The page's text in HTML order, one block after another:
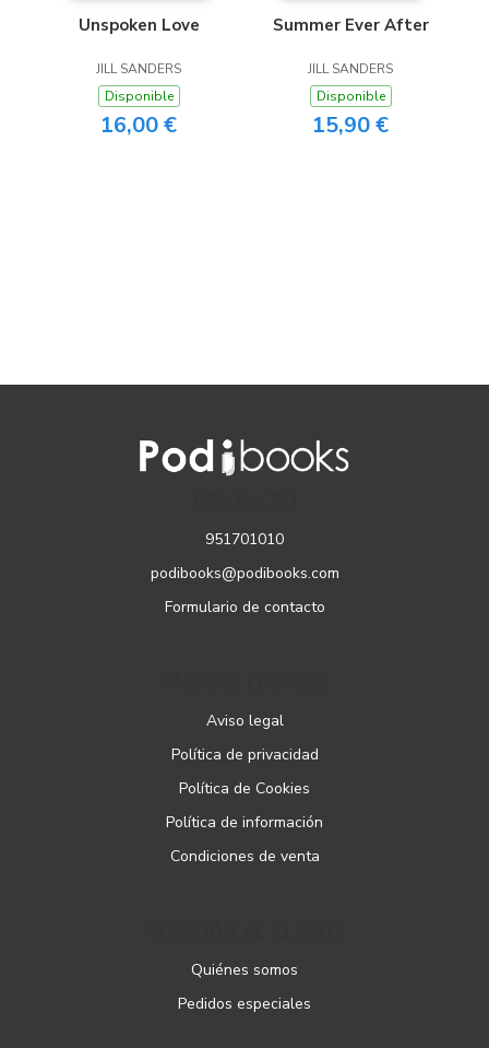
Unspoken Love
JILL SANDERS
Disponible
16,00 €
Summer Ever After
JILL SANDERS
Disponible
15,90 €
951701010
podibooks@podibooks.com
Formulario de contacto
Aviso legal
Política de privacidad
Política de Cookies
Política de información
Condiciones de venta
Quiénes somos
Pedidos especiales